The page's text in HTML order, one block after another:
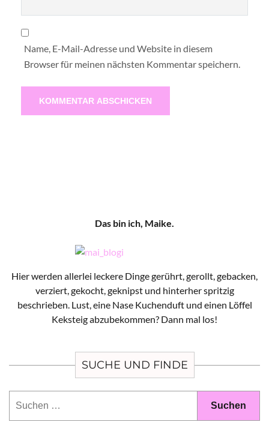
Name, E-Mail-Adresse und Website in diesem
Browser für meinen nächsten Kommentar speichern.
Das bin ich, Maike.
Hier werden allerlei leckere Dinge gerührt, gerollt, gebacken,
verziert, gekocht, geknipst und hinterher spritzig
beschrieben. Lust, eine Nase Kuchenduft und einen Löffel
Keksteig abzubekommen? Dann mal los!
SUCHE UND FINDE